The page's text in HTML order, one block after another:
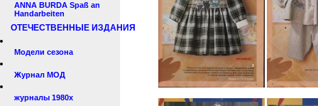
ANNA BURDA Spaß an
Handarbeiten
ОТЕЧЕСТВЕННЫЕ ИЗДАНИЯ
Модели сезона
Журнал МОД
журналы 1980х